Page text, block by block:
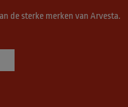
de sterke merken van Arvesta.